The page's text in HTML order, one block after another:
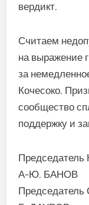
вердикт.
Считаем
на выражение
за
Кочесоко.
сообщество
поддержку и
А-Ю. БАНОВ
Председатель